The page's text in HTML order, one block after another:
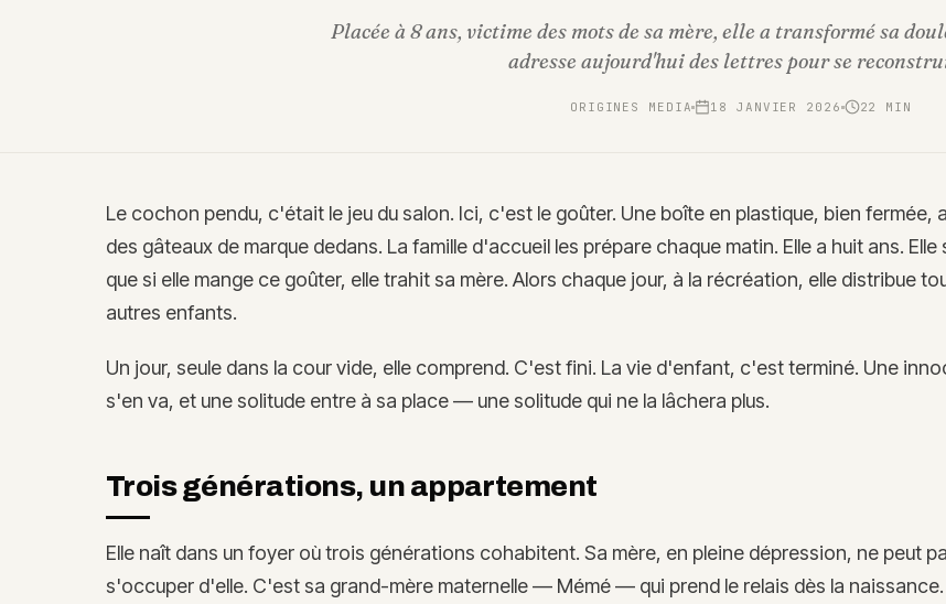
Placée à 8 ans, victime des mots de sa mère, elle a transformé sa
adresse aujourd'hui des lettres pour se
ORIGINES MEDIA 18 JANVIER 2026 22 MIN
Le cochon pendu, c'était le jeu du salon. Ici, c'est le goûter. Une boîte en plastique, bien fermée,
des gâteaux de marque dedans. La famille d'accueil les prépare chaque matin. Elle a huit ans. Elle
que si elle mange ce goûter, elle trahit sa mère. Alors chaque jour, à la récréation, elle distribue
autres enfants.
Un jour, seule dans la cour vide, elle comprend. C'est fini. La vie d'enfant, c'est terminé. Une
s'en va, et une solitude entre à sa place — une solitude qui ne la lâchera plus.
Trois générations, un appartement
Elle naît dans un foyer où trois générations cohabitent. Sa mère, en pleine dépression, ne peut
s'occuper d'elle. C'est sa grand-mère maternelle — Mémé — qui prend le relais dès la naissance.